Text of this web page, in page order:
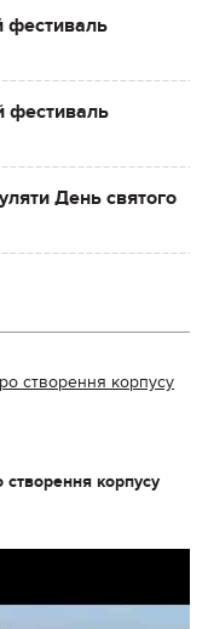
фестиваль
фестиваль
День святого
корпусу